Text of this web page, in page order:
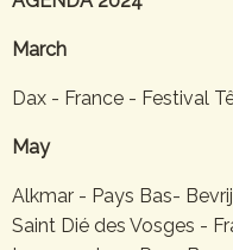
March
Dax - France - Festival
May
Alkmar - Pays Bas-
Saint Dié des Vosges -